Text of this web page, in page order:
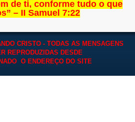
de ti, conforme tudo o que
– II Samuel 7:22
CRISTO - TODAS AS MENSAGENS
REPRODUZIDAS DESDE
O ENDEREÇO DO SITE